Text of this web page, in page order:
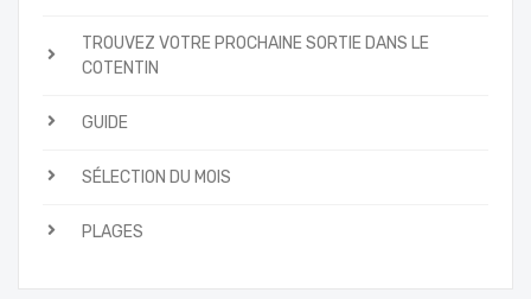
TROUVEZ VOTRE PROCHAINE SORTIE DANS LE
COTENTIN
GUIDE
SÉLECTION DU MOIS
PLAGES